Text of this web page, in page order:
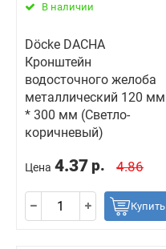
В наличии
Döcke DACHA
Кронштейн
водосточного желоба
металлический 120 мм
* 300 мм (Светло-
коричневый)
Цена 4.37 р. 4.86
Купить